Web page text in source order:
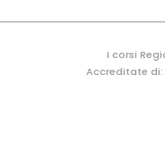
I corsi
Accreditate di: